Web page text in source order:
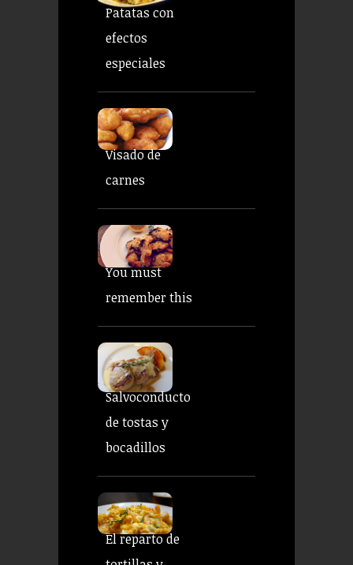
Patatas con
efectos
especiales
Visado de
carnes
You must
remember this
Salvoconducto
de tostas y
bocadillos
El reparto de